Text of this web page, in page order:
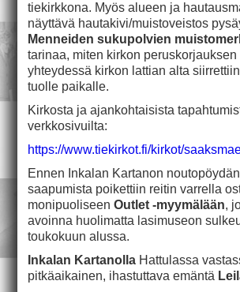
tiekirkkona. Myös alueen ja
näyttävä hautakivi/muistoveistos
Menneiden sukupolvien
tarinaa, miten kirkon
yhteydessä kirkon lattian alta
tuolle paikalle.
Kirkosta ja ajankohtaisista
verkkosivuilta:
https://www.tiekirkot.fi/kirkot/
Ennen Inkalan Kartanon
saapumista poikettiin reitin varrella
monipuoliseen Outlet -myymälään,
avoinna huolimatta lasimuseon
toukokuun alussa.
Inkalan Kartanolla Hattulassa
pitkäaikainen, ihastuttava emäntä